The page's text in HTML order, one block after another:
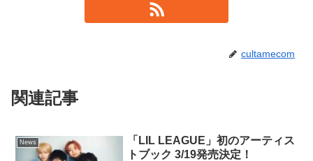
cultamecom
関連記事
News
「LIL LEAGUE」初のアーティス
トブック 3/19発売決定！